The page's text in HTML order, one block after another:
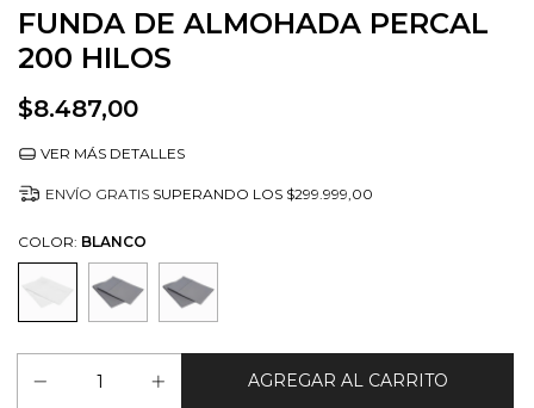
FUNDA DE ALMOHADA PERCAL
200 HILOS
$8.487,00
VER MÁS DETALLES
ENVÍO GRATIS SUPERANDO LOS $299.999,00
COLOR: BLANCO